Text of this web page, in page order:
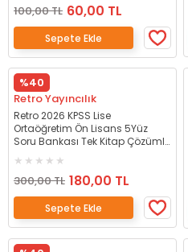
100,00 TL 60,00 TL
Sepete Ekle
%40
Retro Yayıncılık
Retro 2026 KPSS Lise
Ortaöğretim Ön Lisans 5Yüz
Soru Bankası Tek Kitap Çözümlü
300,00 TL 180,00 TL
Sepete Ekle